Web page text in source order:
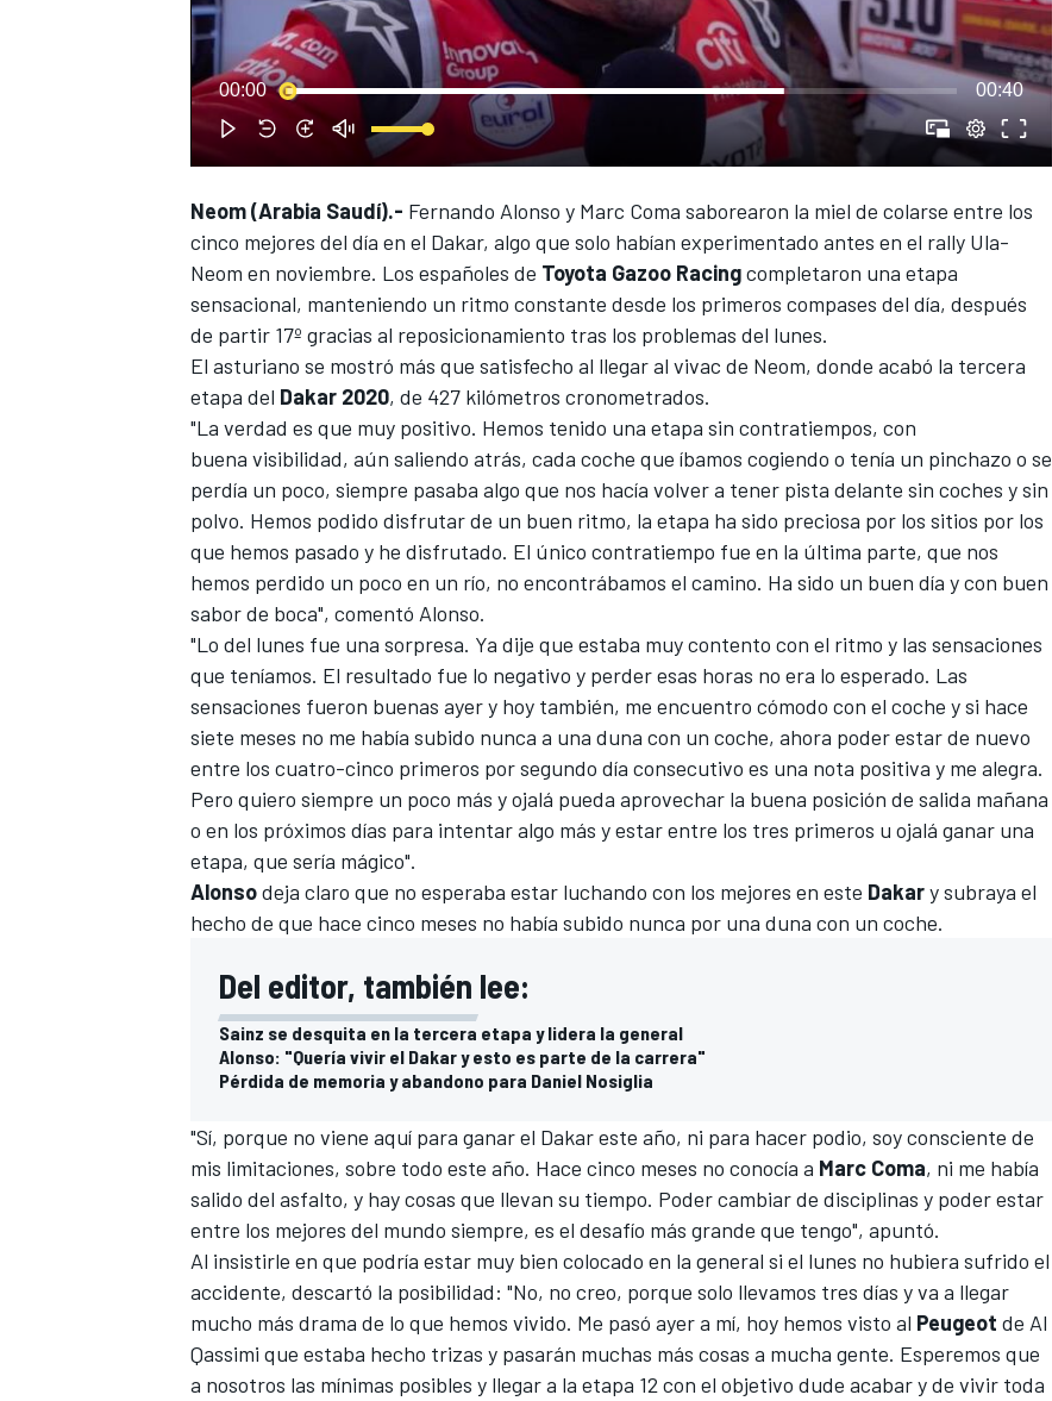
NASCAR CUP
FÓRMULA E
WRC
00:00 00:40
Neom (Arabia Saudí).- Fernando Alonso y Marc Coma saborearon la miel de colarse entre los
cinco mejores del día en el Dakar, algo que solo habían experimentado antes en el rally Ula-
Neom en noviembre. Los españoles de Toyota Gazoo Racingcompletaron una etapa
sensacional, manteniendo un ritmo constante desde los primeros compases del día, después
de partir 17º gracias al reposicionamiento tras los problemas del lunes.
El asturiano se mostró más que satisfecho al llegar al vivac de Neom, donde acabó la tercera
etapa del Dakar 2020, de 427 kilómetros cronometrados.
"La verdad es que muy positivo. Hemos tenido una etapa sin contratiempos, con
buena visibilidad, aún saliendo atrás, cada coche que íbamos cogiendo o tenía un pinchazo o se
perdía un poco, siempre pasaba algo que nos hacía volver a tener pista delante sin coches y sin
polvo. Hemos podido disfrutar de un buen ritmo, la etapa ha sido preciosa por los sitios por los
que hemos pasado y he disfrutado. El único contratiempo fue en la última parte, que nos
hemos perdido un poco en un río, no encontrábamos el camino. Ha sido un buen día y con buen
sabor de boca", comentó Alonso.
"Lo del lunes fue una sorpresa. Ya dije que estaba muy contento con el ritmo y las sensaciones
que teníamos. El resultado fue lo negativo y perder esas horas no era lo esperado. Las
sensaciones fueron buenas ayer y hoy también, me encuentro cómodo con el coche y si hace
siete meses no me había subido nunca a una duna con un coche, ahora poder estar de nuevo
entre los cuatro-cinco primeros por segundo día consecutivo es una nota positiva y me alegra.
Pero quiero siempre un poco más y ojalá pueda aprovechar la buena posición de salida mañana
o en los próximos días para intentar algo más y estar entre los tres primeros u ojalá ganar una
etapa, que sería mágico".
Alonsodeja claro que no esperaba estar luchando con los mejores en este Dakary subraya el
hecho de que hace cinco meses no había subido nunca por una duna con un coche.
Del editor, también lee:
Sainz se desquita en la tercera etapa y lidera la general
Alonso: "Quería vivir el Dakar y esto es parte de la carrera"
Pérdida de memoria y abandono para Daniel Nosiglia
"Sí, porque no viene aquí para ganar el Dakar este año, ni para hacer podio, soy consciente de
mis limitaciones, sobre todo este año. Hace cinco meses no conocía a Marc Coma, ni me había
salido del asfalto, y hay cosas que llevan su tiempo. Poder cambiar de disciplinas y poder estar
entre los mejores del mundo siempre, es el desafío más grande que tengo", apuntó.
Al insistirle en que podría estar muy bien colocado en la general si el lunes no hubiera sufrido el
accidente, descartó la posibilidad: "No, no creo, porque solo llevamos tres días y va a llegar
mucho más drama de lo que hemos vivido. Me pasó ayer a mí, hoy hemos visto al Peugeot de Al
Qassimi que estaba hecho trizas y pasarán muchas más cosas a mucha gente. Esperemos que
a nosotros las mínimas posibles y llegar a la etapa 12 con el objetivo dude acabar y de vivir toda